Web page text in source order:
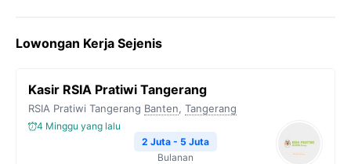
Lowongan Kerja Sejenis
Kasir RSIA Pratiwi Tangerang
RSIA Pratiwi Tangerang Banten, Tangerang
4 Minggu yang lalu
2 Juta - 5 Juta
Bulanan